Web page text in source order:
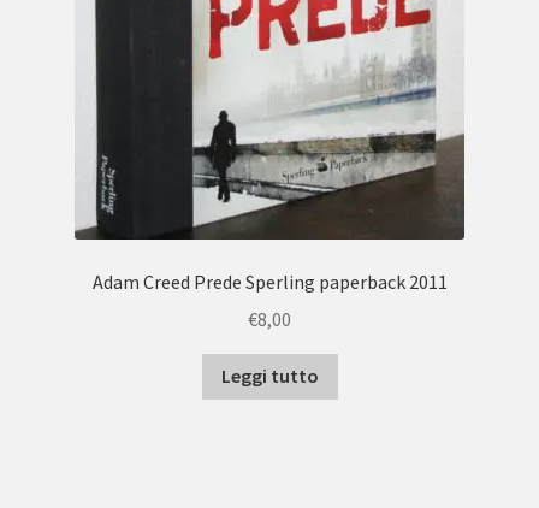
Adam Creed Prede Sperling paperback 2011
€8,00
Leggi tutto